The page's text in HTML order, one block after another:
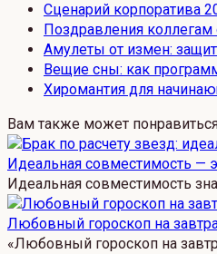
Сценарий корпоратива
Поздравления
Амулеты от измен:
Вещие сны: как
Хиромантия для
Вам также может
Идеальная совместимость —
Идеальная совместимость
Любовный гороскоп на
«Любовный гороскоп на